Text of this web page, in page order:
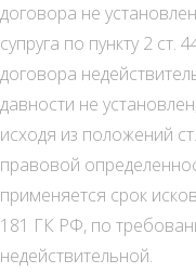
договора не
супруга по пункту 2
договора
давности не
исходя из положений
правовой
применяется срок
181 ГК РФ, по
недействительной.